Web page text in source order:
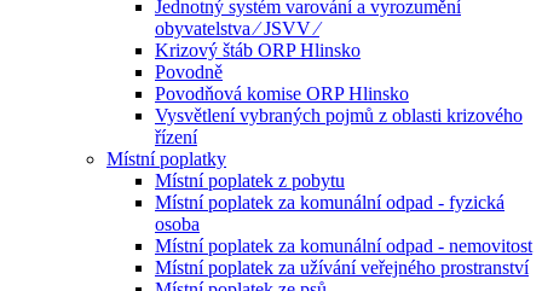
Jednotný systém varování a vyrozumění
obyvatelstva ⁄ JSVV ⁄
Krizový štáb ORP Hlinsko
Povodně
Povodňová komise ORP Hlinsko
Vysvětlení vybraných pojmů z oblasti krizového
řízení
Místní poplatky
Místní poplatek z pobytu
Místní poplatek za komunální odpad - fyzická
osoba
Místní poplatek za komunální odpad - nemovitost
Místní poplatek za užívání veřejného prostranství